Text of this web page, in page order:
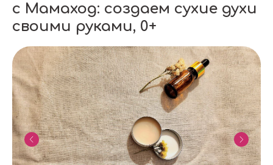
с Мамаход: создаем сухие духи
своими руками, 0+